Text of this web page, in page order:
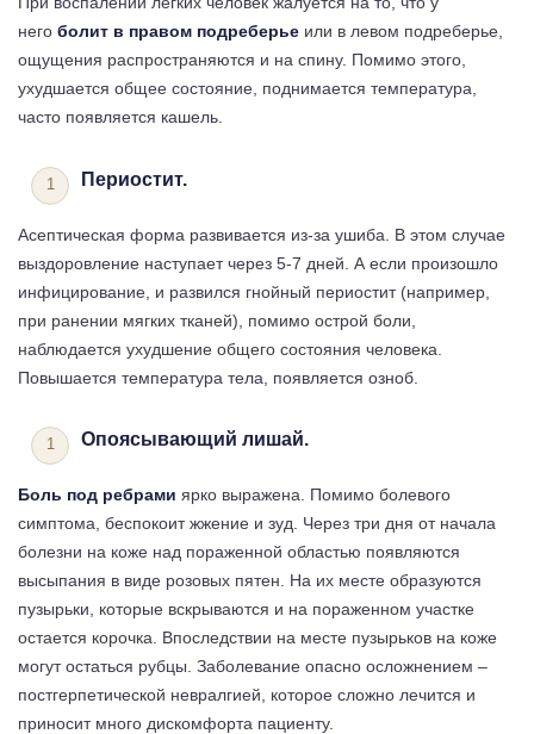
него болит в правом подреберье или в левом подреберье,
ощущения распространяются и на спину. Помимо этого,
ухудшается общее состояние, поднимается температура,
часто появляется кашель.
Периостит.
Асептическая форма развивается из-за ушиба. В этом случае
выздоровление наступает через 5-7 дней. А если произошло
инфицирование, и развился гнойный периостит (например,
при ранении мягких тканей), помимо острой боли,
наблюдается ухудшение общего состояния человека.
Повышается температура тела, появляется озноб.
Опоясывающий лишай.
Боль под ребрами ярко выражена. Помимо болевого
симптома, беспокоит жжение и зуд. Через три дня от начала
болезни на коже над пораженной областью появляются
высыпания в виде розовых пятен. На их месте образуются
пузырьки, которые вскрываются и на пораженном участке
остается корочка. Впоследствии на месте пузырьков на коже
могут остаться рубцы. Заболевание опасно осложнением –
постгерпетической невралгией, которое сложно лечится и
приносит много дискомфорта пациенту.